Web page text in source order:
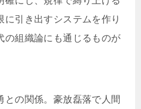
に引き出すシステムを作り
の組織論にも通じるものが
との関係。豪放磊落で人間